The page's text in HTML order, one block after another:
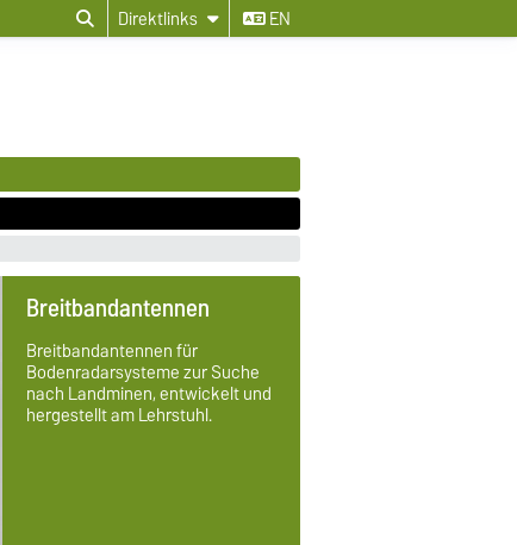
Direktlinks EN
Breitbandantennen
Breitbandantennen für
Bodenradarsysteme zur Suche
nach Landminen, entwickelt und
hergestellt am Lehrstuhl.